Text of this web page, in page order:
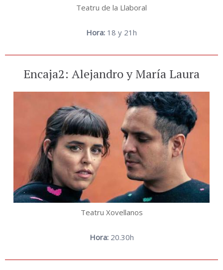
Teatru de la Llaboral
Hora: 18 y 21h
Encaja2: Alejandro y María Laura
Teatru Xovellanos
Hora:20.30h